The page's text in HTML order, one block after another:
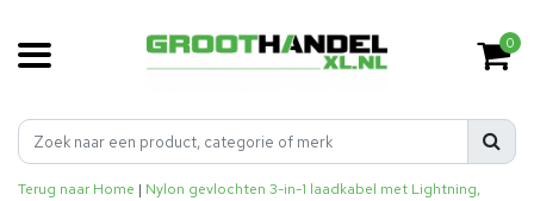
0
Terug naar Home | Nylon gevlochten 3-in-1 laadkabel met Lightning,